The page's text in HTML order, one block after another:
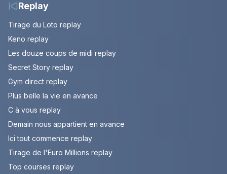
Replay
Tirage du Loto replay
Keno replay
Les douze coups de midi replay
Secret Story replay
Gym direct replay
Plus belle la vie en avance
C à vous replay
Demain nous appartient en avance
Ici tout commence replay
Tirage de l'Euro Millions replay
Top courses replay